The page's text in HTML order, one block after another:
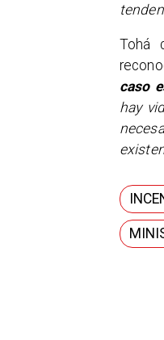
Tohá
caso
hay